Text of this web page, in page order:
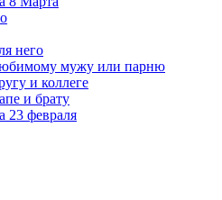
него
мужу или парню
и коллеге
и брату
23 февраля